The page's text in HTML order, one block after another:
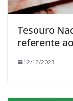
Tesouro
referente
12/12/2023